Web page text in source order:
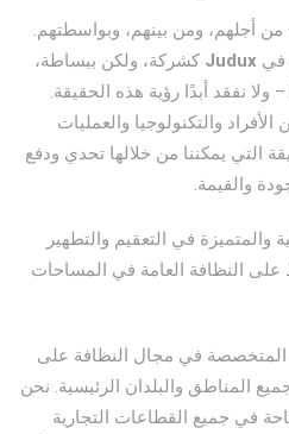
من أجلهم، ومن بينهم، وبواسطتهم.
في Judux كشركة، ولكن ببساطة،
نفقد أبدًا رؤية هذه الحقيقة.
والتكنولوجيا والعمليات
التي يمكننا من خلالها تحدي ودفع
والقيمة.
والمتميزة في التعقيم والتطهير
النظافة العامة في المساحات
المتخصصة في مجال النظافة على
المناطق والبلدان الرئيسية. نحن
في جميع القطاعات التجارية